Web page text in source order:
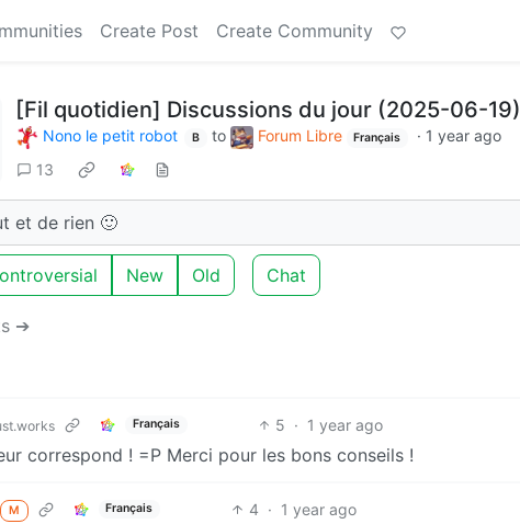
Create Post Create Community
[Fil quotidien] Discussions du jour (2025-06-19)
Nono le petit robot B to Forum Libre Français · 1 year ago
13
et de rien 🙂
New Old Chat
➔
Français 5 · 1 year ago
correspond ! =P Merci pour les bons conseils !
M Français 4 · 1 year ago